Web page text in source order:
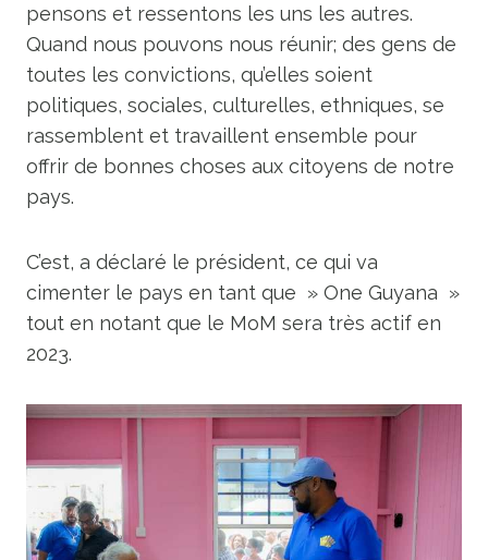
pensons et ressentons les uns les autres.
Quand nous pouvons nous réunir; des gens de
toutes les convictions, qu’elles soient
politiques, sociales, culturelles, ethniques, se
rassemblent et travaillent ensemble pour
offrir de bonnes choses aux citoyens de notre
pays.
C’est, a déclaré le président, ce qui va
cimenter le pays en tant que » One Guyana »
tout en notant que le MoM sera très actif en
2023.